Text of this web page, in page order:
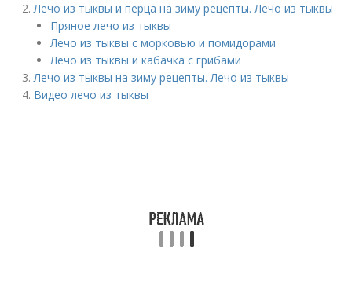
Лечо из тыквы и перца на зиму рецепты. Лечо из тыквы
Пряное лечо из тыквы
Лечо из тыквы с морковью и помидорами
Лечо из тыквы и кабачка с грибами
Лечо из тыквы на зиму рецепты. Лечо из тыквы
Видео лечо из тыквы